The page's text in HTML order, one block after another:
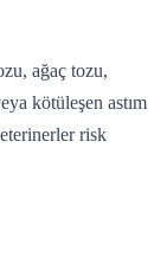
ağaç tozu,
kötüleşen astım
risk